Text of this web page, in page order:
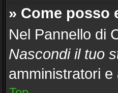
» Come posso
Nel Pannello di
Nascondi il tuo
amministratori